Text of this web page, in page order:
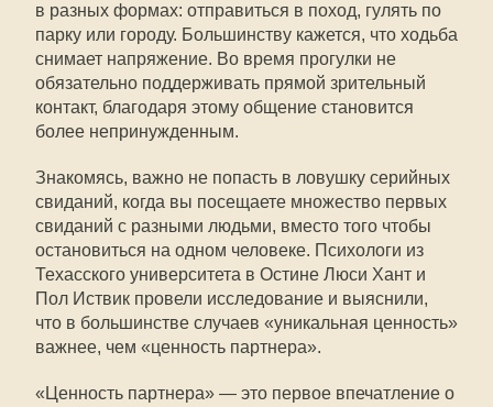
в разных формах: отправиться в поход, гулять по
парку или городу. Большинству кажется, что ходьба
снимает напряжение. Во время прогулки не
обязательно поддерживать прямой зрительный
контакт, благодаря этому общение становится
более непринужденным.
Знакомясь, важно не попасть в ловушку серийных
свиданий, когда вы посещаете множество первых
свиданий с разными людьми, вместо того чтобы
остановиться на одном человеке. Психологи из
Техасского университета в Остине Люси Хант и
Пол Иствик провели исследование и выяснили,
что в большинстве случаев «уникальная ценность»
важнее, чем «ценность партнера».
«Ценность партнера» — это первое впечатление о